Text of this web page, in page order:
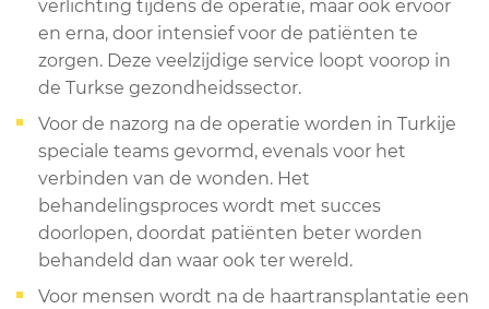
verlichting tijdens de operatie, maar ook ervoor
en erna, door intensief voor de patiënten te
zorgen. Deze veelzijdige service loopt voorop in
de Turkse gezondheidssector.
Voor de nazorg na de operatie worden in Turkije
speciale teams gevormd, evenals voor het
verbinden van de wonden. Het
behandelingsproces wordt met succes
doorlopen, doordat patiënten beter worden
behandeld dan waar ook ter wereld.
Voor mensen wordt na de haartransplantatie een